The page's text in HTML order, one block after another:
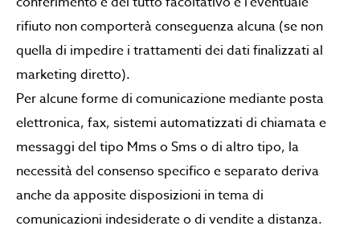
rifiuto non comporterà conseguenza alcuna (se non
quella di impedire i trattamenti dei dati finalizzati al
marketing diretto).
Per alcune forme di comunicazione mediante posta
elettronica, fax, sistemi automatizzati di chiamata e
messaggi del tipo Mms o Sms o di altro tipo, la
necessità del consenso specifico e separato deriva
anche da apposite disposizioni in tema di
comunicazioni indesiderate o di vendite a distanza.